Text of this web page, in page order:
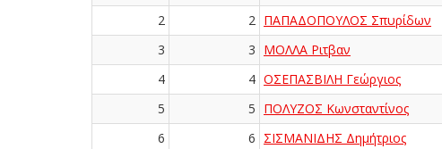
2
2 ΠΑΠΑΔΟΠΟΥΛΟΣ Σπυρίδων
3
3 ΜΟΛΛΑ Ριτβαν
4
4 ΟΣΕΠΑΣΒΙΛΗ Γεώργιος
5
5 ΠΟΛΥΖΟΣ Κωνσταντίνος
6
6 ΣΙΣΜΑΝΙΔΗΣ Δημήτριος